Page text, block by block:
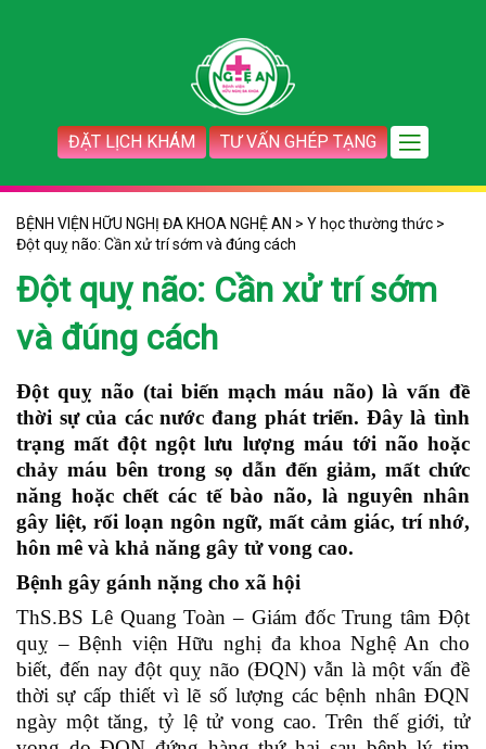
ĐẶT LỊCH KHÁM TƯ VẤN GHÉP TẠNG
BỆNH VIỆN HỮU NGHỊ ĐA KHOA NGHỆ AN > Y học thường thức >
Đột quỵ não: Cần xử trí sớm và đúng cách
Đột quỵ não: Cần xử trí sớm
và đúng cách
Đột quỵ não (tai biến mạch máu não) là vấn đề
thời sự của các nước đang phát triển. Đây là tình
trạng mất đột ngột lưu lượng máu tới não hoặc
chảy máu bên trong sọ dẫn đến giảm, mất chức
năng hoặc chết các tế bào não, là nguyên nhân
gây liệt, rối loạn ngôn ngữ, mất cảm giác, trí nhớ,
hôn mê và khả năng gây tử vong cao.
Bệnh gây gánh nặng cho xã hội
ThS.BS Lê Quang Toàn – Giám đốc Trung tâm Đột
quỵ – Bệnh viện Hữu nghị đa khoa Nghệ An cho
biết, đến nay đột quỵ não (ĐQN) vẫn là một vấn đề
thời sự cấp thiết vì lẽ số lượng các bệnh nhân ĐQN
ngày một tăng, tỷ lệ tử vong cao. Trên thế giới, tử